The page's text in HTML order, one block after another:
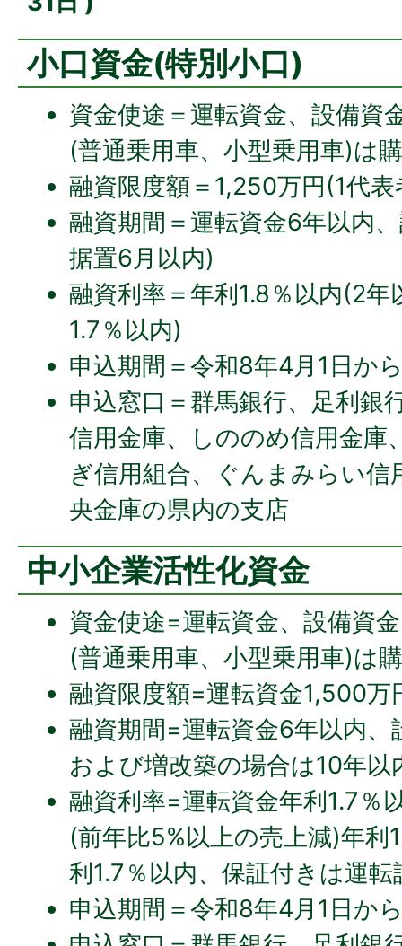
小口資金(特別小口)
資金使途＝運転資金、設備資
(普通乗用車、小型乗用車)は
融資限度額＝1,250万円(1代
融資期間＝運転資金6年以内
据置6月以内)
融資利率＝年利1.8％以内(2
1.7％以内)
申込期間＝令和8年4月1日か
申込窓口＝群馬銀行、足利銀
信用金庫、しののめ信用金庫
ぎ信用組合、ぐんまみらい信
央金庫の県内の支店
中小企業活性化資金
資金使途=運転資金、設備資
(普通乗用車、小型乗用車)は
融資限度額=運転資金1,500
融資期間=運転資金6年以内
および増改築の場合は10年以
融資利率=運転資金年利1.7％
(前年比5%以上の売上減)年利
利1.7％以内、保証付きは運
申込期間＝令和8年4月1日か